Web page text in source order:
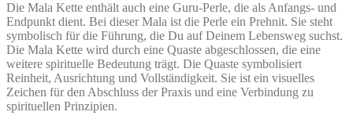
Die Mala Kette enthält auch eine Guru-Perle, die als Anfangs- und
Endpunkt dient. Bei dieser Mala ist die Perle ein Prehnit. Sie steht
symbolisch für die Führung, die Du auf Deinem Lebensweg suchst.
Die Mala Kette wird durch eine Quaste abgeschlossen, die eine
weitere spirituelle Bedeutung trägt. Die Quaste symbolisiert
Reinheit, Ausrichtung und Vollständigkeit. Sie ist ein visuelles
Zeichen für den Abschluss der Praxis und eine Verbindung zu
spirituellen Prinzipien.